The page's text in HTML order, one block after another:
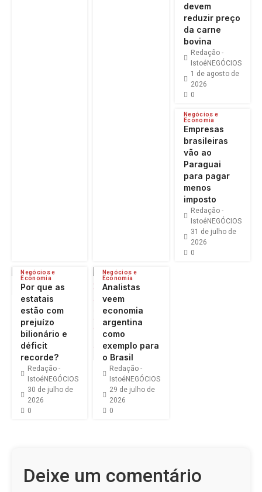
devem
reduzir preço
da carne
bovina
Redação -
IstoéNEGÓCIOS
1 de agosto de
2026
0
Negócios e
Economia
Empresas
brasileiras
vão ao
Paraguai
para pagar
menos
imposto
Redação -
IstoéNEGÓCIOS
31 de julho de
2026
0
Negócios e
Economia
Por que as
estatais
estão com
prejuízo
bilionário e
déficit
recorde?
Redação -
IstoéNEGÓCIOS
30 de julho de
2026
0
Negócios e
Economia
Analistas
veem
economia
argentina
como
exemplo para
o Brasil
Redação -
IstoéNEGÓCIOS
29 de julho de
2026
0
Deixe um comentário